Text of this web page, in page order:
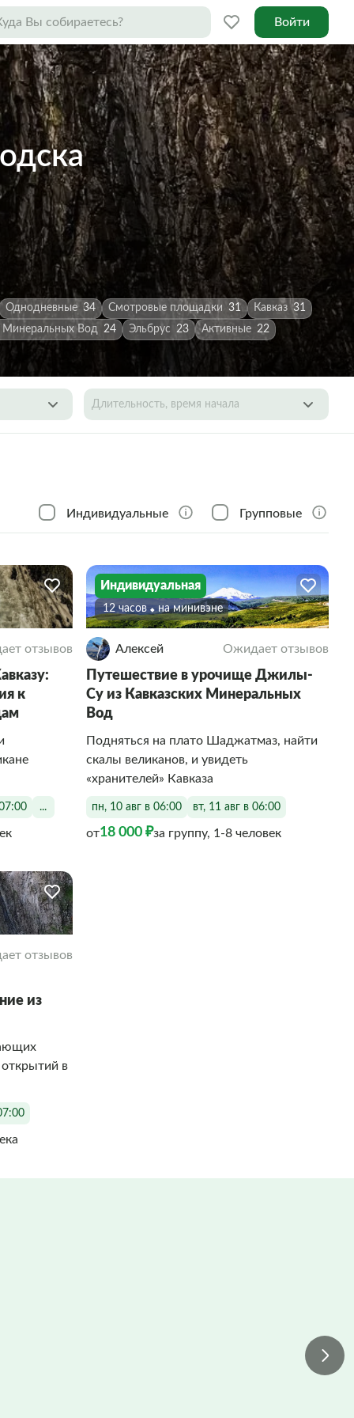
Войти
Однодневные 34 Смотровые площадки 31 Кавказ 31
Минеральных Вод 24 Эльбрус 23 Активные 22
Длительность, время начала
Индивидуальные Групповые
отзывов
к
...
Индивидуальная
12 часов На минивэне
Алексей Ожидает отзывов
Путешествие в урочище Джилы-
Су из Кавказских Минеральных
Вод
Подняться на плато Шаджатмаз, найти
скалы великанов, и увидеть
«хранителей» Кавказа
пн, 10 авг в 06:00 вт, 11 авг в 06:00
от18 000 ₽за группу, 1-8 человек
отзывов
из
в